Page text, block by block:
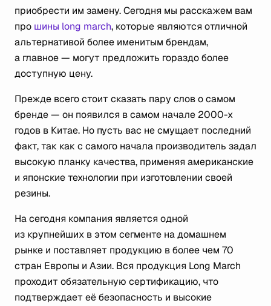
приобрести им замену. Сегодня мы расскажем вам
про шины long march, которые являются отличной
альтернативой более именитым брендам,
а главное — могут предложить гораздо более
доступную цену.
Прежде всего стоит сказать пару слов о самом
бренде — он появился в самом начале 2000-х
годов в Китае. Но пусть вас не смущает последний
факт, так как с самого начала производитель задал
высокую планку качества, применяя американские
и японские технологии при изготовлении своей
резины.
На сегодня компания является одной
из крупнейших в этом сегменте на домашнем
рынке и поставляет продукцию в более чем 70
стран Европы и Азии. Вся продукция Long March
проходит обязательную сертификацию, что
подтверждает её безопасность и высокие